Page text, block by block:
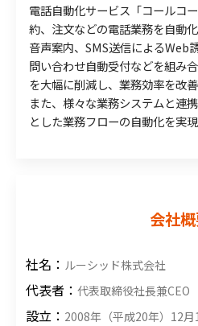
電話自動化サービス「コールコ
約、注文などの電話業務を自動
音声案内、SMS送信によるWeb
問い合わせ自動受付などを組み
を大幅に削減し、業務効率を改善
また、様々な業務システムと連
とした業務フローの自動化を実現
会社
社名： ルーシッド株式会社
代表者：代表取締役社長兼
設立： 2008年（平成20年）12月